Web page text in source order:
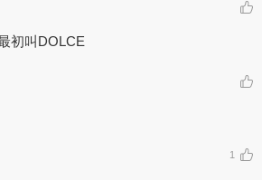
初叫DOLCE
1